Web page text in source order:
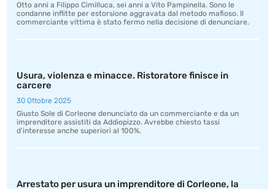
Otto anni a Filippo Cimilluca, sei anni a Vito Pampinella. Sono le
condanne inflitte per estorsione aggravata dal metodo mafioso. Il
commerciante vittima è stato fermo nella decisione di denunciare.
Usura, violenza e minacce. Ristoratore finisce in
carcere
30 Ottobre 2025
Giusto Sole di Corleone denunciato da un commerciante e da un
imprenditore assistiti da Addiopizzo. Avrebbe chiesto tassi
d’interesse anche superiori al 100%.
Arrestato per usura un imprenditore di Corleone, la